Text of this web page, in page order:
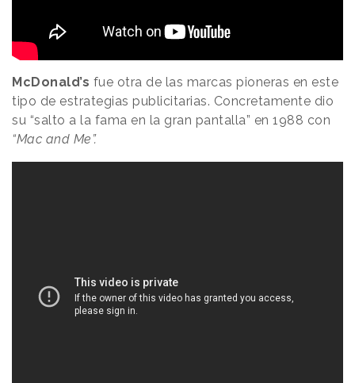
McDonald’s fue otra de las marcas pioneras en este
tipo de estrategias publicitarias. Concretamente dio
su “salto a la fama en la gran pantalla” en 1988 con
“Mac and Me”.